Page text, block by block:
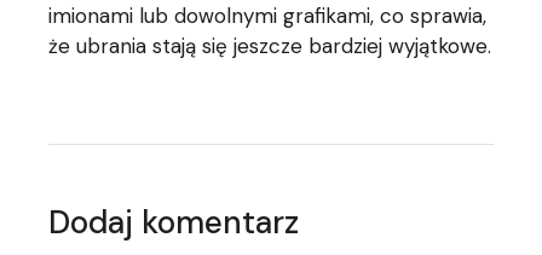
imionami lub dowolnymi grafikami, co sprawia,
że ubrania stają się jeszcze bardziej wyjątkowe.
Dodaj komentarz